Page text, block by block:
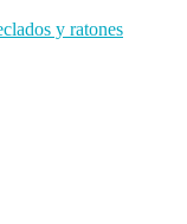
y ratones